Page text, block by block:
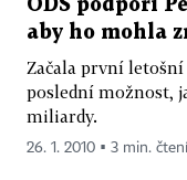
ODS podpoří
aby ho mohla
Začala první letošní
poslední možnost,
miliardy.
26. 1. 2010 ▪ 3 min. čtení